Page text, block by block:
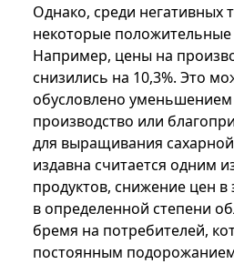
Однако, среди негативных
некоторые
Например, цены на
снизились на 10,3%. Это
обусловлено уменьшением
производство или
для выращивания сахарной
издавна считается одним
продуктов, снижение цен
в определенной степени
бремя на потребителей,
постоянным